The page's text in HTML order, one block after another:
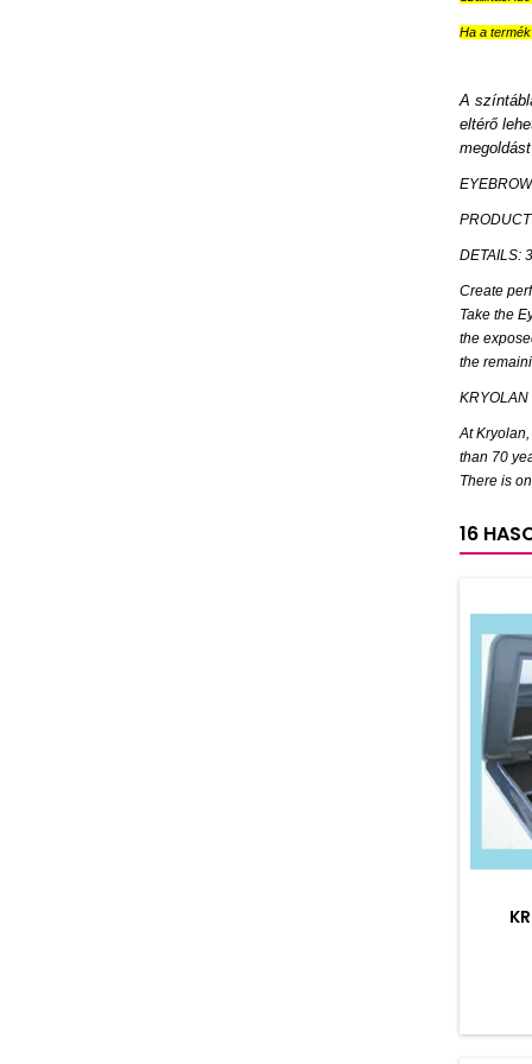
Ha a
A
eltérő
DETAILS:
Create
Take the
the
the
KRYOLAN
At
than 70
There is
16